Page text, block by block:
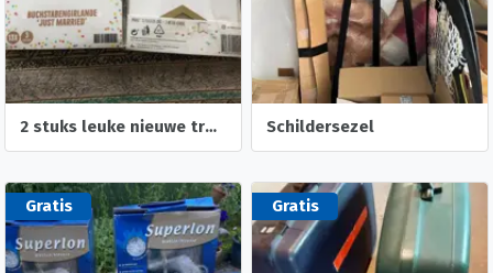
2 stuks leuke nieuwe trouw slingers- trouw foto albumpje Schildersezel
Gratis Gratis